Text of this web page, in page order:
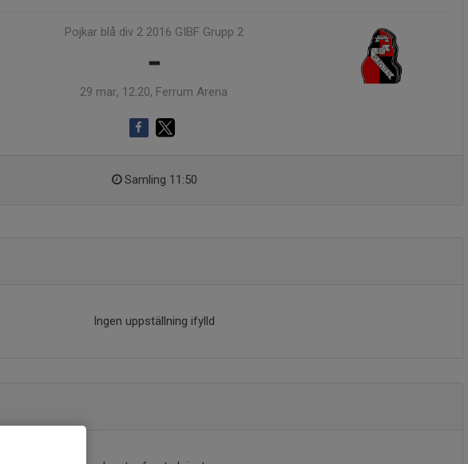
Pojkar blå div 2 2016 GIBF Grupp 2
-
29 mar, 12:20, Ferrum Arena
Samling 11:50
Ingen uppställning ifylld